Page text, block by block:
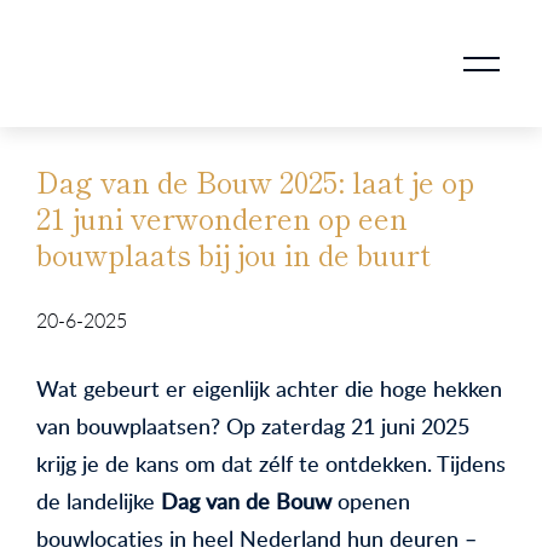
Dag van de Bouw 2025: laat je op
21 juni verwonderen op een
bouwplaats bij jou in de buurt
20-6-2025
Wat gebeurt er eigenlijk achter die hoge hekken
van bouwplaatsen? Op zaterdag 21 juni 2025
krijg je de kans om dat zélf te ontdekken. Tijdens
de landelijke Dag van de Bouwopenen
bouwlocaties in heel Nederland hun deuren –